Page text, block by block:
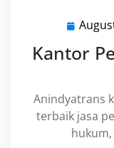
Kantor
Anindyatrans
terbaik jasa